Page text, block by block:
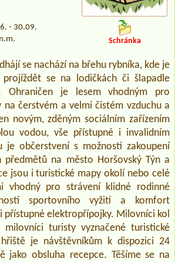
- 30.09.
Schránka
se nachází na břehu rybníka, kde je
se na lodičkách či šlapadle
Ohraničen je lesem vhodným pro
na čerstvém a velmi čistém vzduchu a
novým, zděným sociálním zařízením
vodou, vše přístupné i invalidním
je občerstvení s možností zakoupení
předmětů na město Horšovský Týn a
jsou i turistické mapy okolí nebo celé
vhodný pro strávení klidné rodinné
sportovního vyžití a komfort
přístupné elektropřípojky. Milovníci kol
milovníci turisty vyznačené turistické
je návštěvníkům k dispozici 24
jako obsluha recepce. Těšíme se na